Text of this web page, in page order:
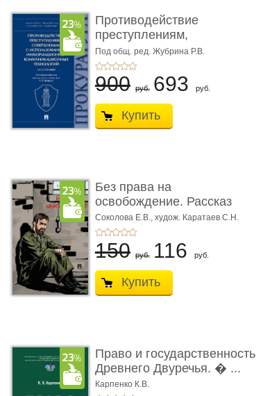
Противодействие
преступлениям,
совершаемым с ...
Под общ. ред. Жубрина Р.В.
900 руб. 693 руб.
Купить
Без права на
освобождение. Рассказ
Соколова Е.В., худож. Каратаев С.Н.
150 руб. 116 руб.
Купить
Право и государственность
Древнего Двуречья. � ...
Карпенко К.В.